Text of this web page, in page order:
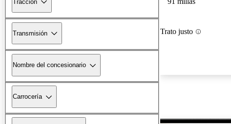
Tracción
Transmisión
Nombre del concesionario
Carrocería
Trato justo